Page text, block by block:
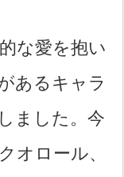
な愛を抱い
あるキャラ
ました。今
オロール、